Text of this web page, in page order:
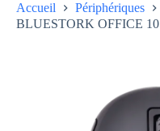
Accueil Périphériques
BLUESTORK OFFICE 10